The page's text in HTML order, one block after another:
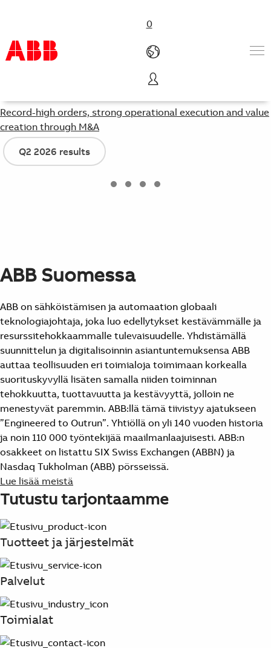
0
Tuotteet ja järjestelmät
Toimialat
Palvelut
ABB lyhyesti
Suggestions
Products
See more products
Shopping list preview
0
Record-high orders, strong operational execution and value
creation through M&A
Q2 2026 results
ABB Suomessa
ABB on sähköistämisen ja automaation globaali
teknologiajohtaja, joka luo edellytykset kestävämmälle ja
resurssitehokkaammalle tulevaisuudelle. Yhdistämällä
suunnittelun ja digitalisoinnin asiantuntemuksensa ABB
auttaa teollisuuden eri toimialoja toimimaan korkealla
suorituskyvyllä lisäten samalla niiden toiminnan
tehokkuutta, tuottavuutta ja kestävyyttä, jolloin ne
menestyvät paremmin. ABB:llä tämä tiivistyy ajatukseen
”Engineered to Outrun”. Yhtiöllä on yli 140 vuoden historia
ja noin 110 000 työntekijää maailmanlaajuisesti. ABB:n
osakkeet on listattu SIX Swiss Exchangen (ABBN) ja
Nasdaq Tukholman (ABB) pörsseissä.
Lue lisää meistä
Tutustu tarjontaamme
Tuotteet ja järjestelmät
Palvelut
Toimialat